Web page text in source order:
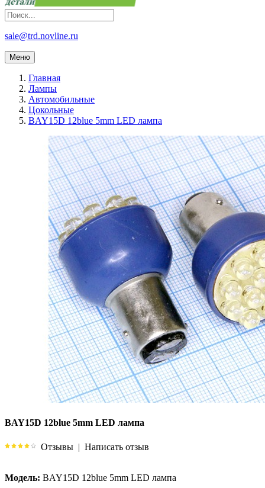
sale@trd.novline.ru
Меню
Главная
Лампы
Автомобильные
Цокольные
BAY15D 12blue 5mm LED лампа
BAY15D 12blue 5mm LED лампа
Отзывы | Написать отзыв
Модель: BAY15D 12blue 5mm LED лампа